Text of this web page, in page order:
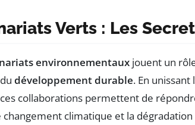
Verts : Les
environnementaux jouent un
développement durable. En
ces collaborations permettent de
changement climatique et la